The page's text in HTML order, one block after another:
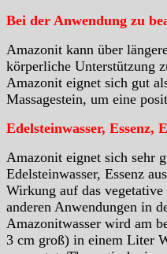
Bei der Anwendung zu
Amazonit kann über
körperliche Unterstützung
Amazonit eignet sich gut
Massagestein, um eine
Edelsteinwasser, Essenz,
Amazonit eignet sich sehr
Edelsteinwasser, Essenz
Wirkung auf das
anderen Anwendungen in
Amazonitwasser wird am
3 cm groß) in einem Liter